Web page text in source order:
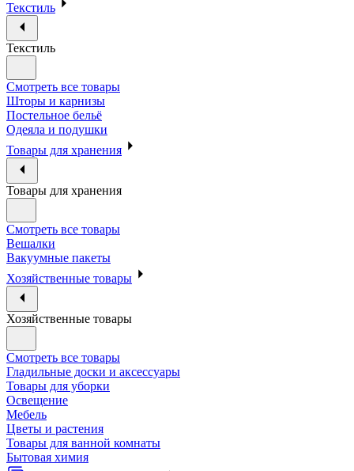
Текстиль
Текстиль
Смотреть все товары
Шторы и карнизы
Постельное бельё
Одеяла и подушки
Товары для хранения
Товары для хранения
Смотреть все товары
Вешалки
Вакуумные пакеты
Хозяйственные товары
Хозяйственные товары
Смотреть все товары
Гладильные доски и аксессуары
Товары для уборки
Освещение
Мебель
Цветы и растения
Товары для ванной комнаты
Бытовая химия